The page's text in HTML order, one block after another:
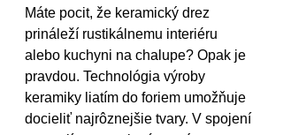
Máte pocit, že keramický drez
prináleží rustikálnemu interiéru
alebo kuchyni na chalupe? Opak je
pravdou. Technológia výroby
keramiky liatím do foriem umožňuje
docieliť najrôznejšie tvary. V spojení